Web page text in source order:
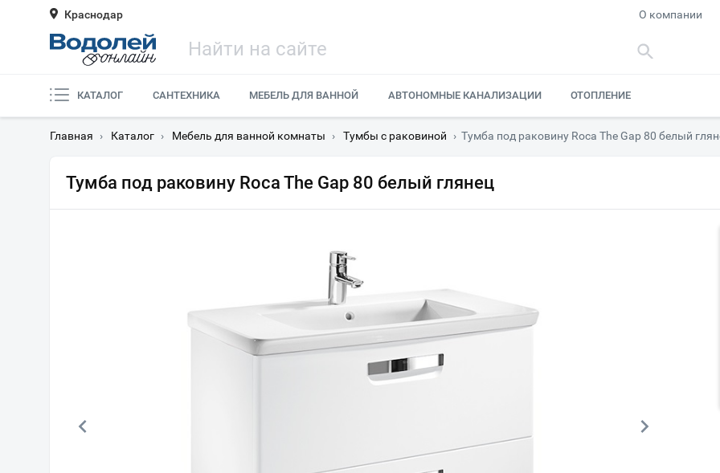
Краснодар О компании
КАТАЛОГ САНТЕХНИКА МЕБЕЛЬ ДЛЯ ВАННОЙ АВТОНОМНЫЕ КАНАЛИЗАЦИИ ОТОПЛЕНИЕ
Главная › Каталог › Мебель для ванной комнаты › Тумбы с раковиной › Тумба под раковину Roca The Gap 80 белый
Тумба под раковину Roca The Gap 80 белый глянец